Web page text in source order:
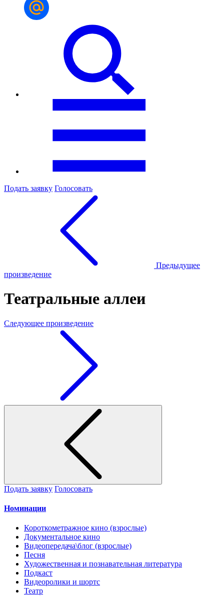
Подать заявку Голосовать
Предыдущее
произведение
Театральные аллеи
Следующее произведение
Подать заявку Голосовать
Номинации
Короткометражное кино (взрослые)
Документальное кино
Видеопередача\блог (взрослые)
Песня
Художественная и познавательная литература
Подкаст
Видеоролики и шортс
Театр